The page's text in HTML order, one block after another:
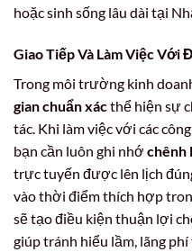
hoặc sinh sống lâu dài tại
Giao Tiếp Và Làm Việc Với
Trong môi trường kinh
gian chuẩn xácthể hiện sự
tác. Khi làm việc với các
bạn cần luôn ghi nhớ chênh
trực tuyến được lên lịch
vào thời điểm thích hợp
sẽ tạo điều kiện thuận lợi
giúp tránh hiểu lầm, lãng